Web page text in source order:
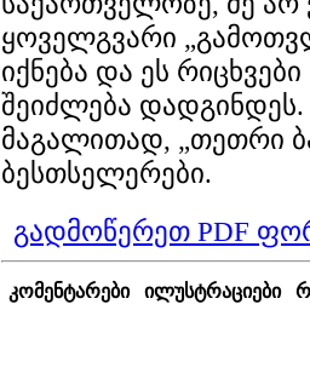
ყოველგვარი
იქნება და ეს
შეიძლება
მაგალითად, „თეთრი
ბესთსელერები.
გადმოწერეთ PDF
კომენტარები ილუსტრაციები